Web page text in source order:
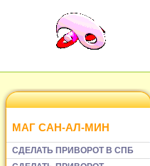
МАГ САН-АЛ-МИН
СДЕЛАТЬ ПРИВОРОТ В СПБ